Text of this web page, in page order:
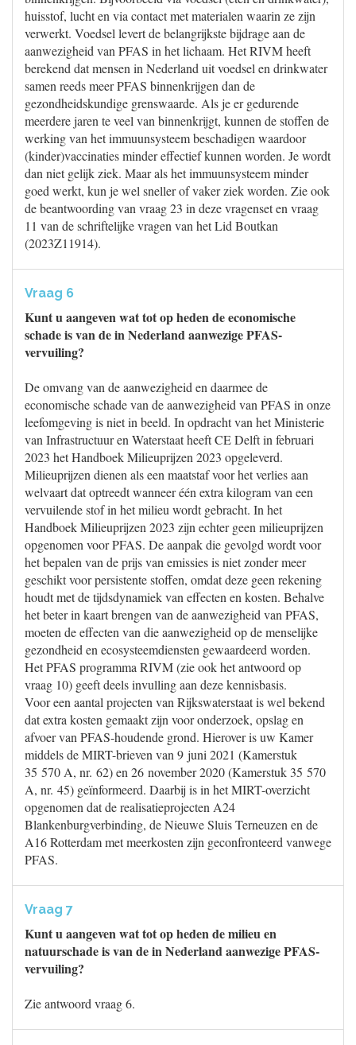
huisstof, lucht en via contact met materialen waarin ze zijn
verwerkt. Voedsel levert de belangrijkste bijdrage aan de
aanwezigheid van PFAS in het lichaam. Het RIVM heeft
berekend dat mensen in Nederland uit voedsel en drinkwater
samen reeds meer PFAS binnenkrijgen dan de
gezondheidskundige grenswaarde. Als je er gedurende
meerdere jaren te veel van binnenkrijgt, kunnen de stoffen de
werking van het immuunsysteem beschadigen waardoor
(kinder)vaccinaties minder effectief kunnen worden. Je wordt
dan niet gelijk ziek. Maar als het immuunsysteem minder
goed werkt, kun je wel sneller of vaker ziek worden. Zie ook
de beantwoording van vraag 23 in deze vragenset en vraag
11 van de schriftelijke vragen van het Lid Boutkan
(2023Z11914).
Vraag 6
Kunt u aangeven wat tot op heden de economische
schade is van de in Nederland aanwezige PFAS-
vervuiling?
De omvang van de aanwezigheid en daarmee de
economische schade van de aanwezigheid van PFAS in onze
leefomgeving is niet in beeld. In opdracht van het Ministerie
van Infrastructuur en Waterstaat heeft CE Delft in februari
2023 het Handboek Milieuprijzen 2023 opgeleverd.
Milieuprijzen dienen als een maatstaf voor het verlies aan
welvaart dat optreedt wanneer één extra kilogram van een
vervuilende stof in het milieu wordt gebracht. In het
Handboek Milieuprijzen 2023 zijn echter geen milieuprijzen
opgenomen voor PFAS. De aanpak die gevolgd wordt voor
het bepalen van de prijs van emissies is niet zonder meer
geschikt voor persistente stoffen, omdat deze geen rekening
houdt met de tijdsdynamiek van effecten en kosten. Behalve
het beter in kaart brengen van de aanwezigheid van PFAS,
moeten de effecten van die aanwezigheid op de menselijke
gezondheid en ecosysteemdiensten gewaardeerd worden.
Het PFAS programma RIVM (zie ook het antwoord op
vraag 10) geeft deels invulling aan deze kennisbasis.
Voor een aantal projecten van Rijkswaterstaat is wel bekend
dat extra kosten gemaakt zijn voor onderzoek, opslag en
afvoer van PFAS-houdende grond. Hierover is uw Kamer
middels de MIRT-brieven van 9 juni 2021 (Kamerstuk
35 570 A, nr. 62) en 26 november 2020 (Kamerstuk 35 570
A, nr. 45) geïnformeerd. Daarbij is in het MIRT-overzicht
opgenomen dat de realisatieprojecten A24
Blankenburgverbinding, de Nieuwe Sluis Terneuzen en de
A16 Rotterdam met meerkosten zijn geconfronteerd vanwege
PFAS.
Vraag 7
Kunt u aangeven wat tot op heden de milieu en
natuurschade is van de in Nederland aanwezige PFAS-
vervuiling?
Zie antwoord vraag 6.